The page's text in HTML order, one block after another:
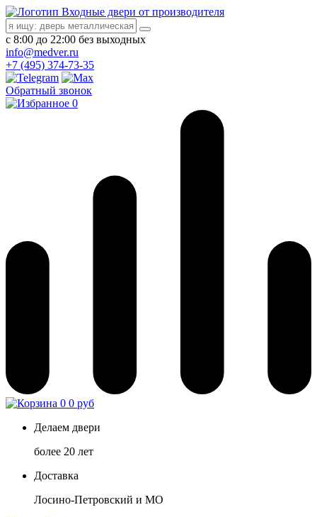
Входные двери от производителя
с 8:00 до 22:00 без выходных
info@medver.ru
+7 (495) 374-73-35
Обратный звонок
0
0 0 руб
Делаем двери
более 20 лет
Доставка
Лосино-Петровский и МО